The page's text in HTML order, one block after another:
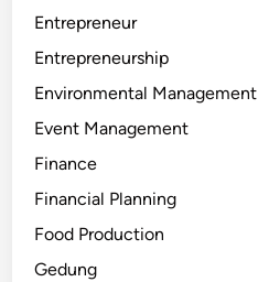
Entrepreneur
Entrepreneurship
Environmental Management
Event Management
Finance
Financial Planning
Food Production
Gedung